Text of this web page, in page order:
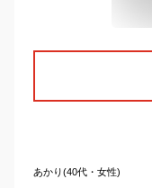
あかり(40代・女性)